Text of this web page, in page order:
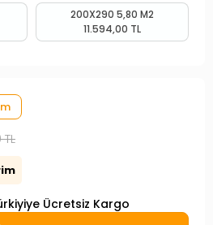
200X290 5,80 M2
11.594,00 TL
Ücretsiz Kargo